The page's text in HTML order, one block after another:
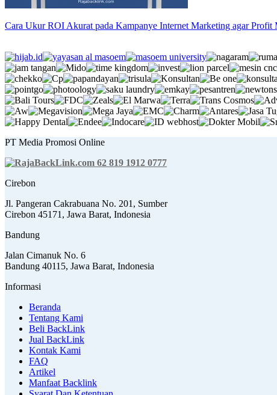
Cara Ukur ROI Akurat pada Kampanye Internet Marketing agar Profit
PT Media Promosi Online
62 819 1912 0777
Cirebon
Jl. Pangeran Cakrabuana No. 201, Sumber
Cirebon 45171, Jawa Barat, Indonesia
Bandung
Jalan Cimanuk No. 6
Bandung 40115, Jawa Barat, Indonesia
Informasi
Beranda
Tentang Kami
Beli BackLink
Jual BackLink
Kontak Kami
FAQ
Artikel
Manfaat Backlink